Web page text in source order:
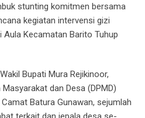
stunting komitmen bersama
kegiatan intervensi gizi
Kecamatan Barito Tuhup
Bupati Mura Rejikinoor,
dan Desa (DPMD)
Batura Gunawan, sejumlah